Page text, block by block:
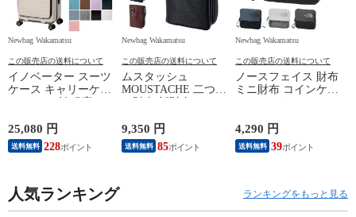
Newbag Wakamatsu
この販売店の送料について
イノベーター スーツ
ケース キャリーケー
ンズ レディース 送
料無料 誕生日プレゼ
ント 【正規代理店】
25,080 円
送料無料 228
Newbag Wakamatsu
この販売店の送料について
ムスタッシュ
MOUSTACHE 二つ折
ィース 送料無料 誕
生日プレゼント ギフ
ト プレゼント ラッ
9,350 円
送料無料 85
Newbag Wakamatsu
この販売店の送料について
ノースフェイス 財布
ミニ財布 コインケー
NORTH FACE ヘイジ
ーワレット NM82460
メンズ レディース
正規代理店 1.グラフ
4,290 円
送料無料 39
人気ランキング ランキングをもっと見る